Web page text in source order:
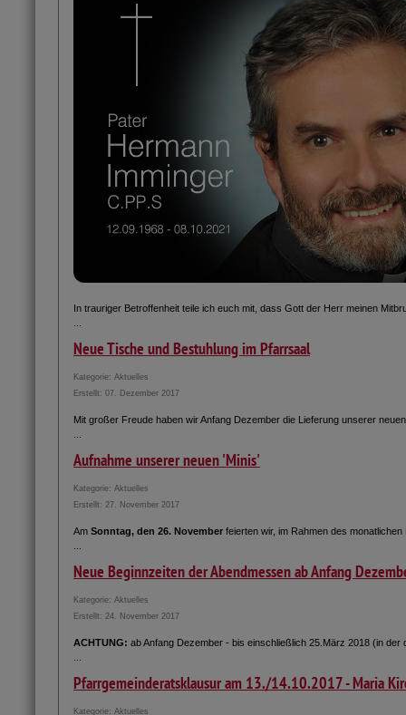
In trauriger Betroffenheit teile ich euch mit, dass Gott der Herr meinen
Neue Tische und Bestuhlung im Pfarrsaal
Kategorie: Aktuelles
Erstellt: 07. Dezember 2017
Mit großer Freude haben wir Anfang Dezember die Lieferung unserer
Aufnahme unserer neuen 'Minis'
Kategorie: Aktuelles
Erstellt: 27. November 2017
Am Sonntag, den 26. November feierten wir, im Rahmen des
Neue Beginnzeiten der Abendmessen ab Anfang
Kategorie: Aktuelles
Erstellt: 24. November 2017
ACHTUNG: ab Anfang Dezember - bis einschließlich 25.März 2018 (in der
Pfarrgemeinderatsklausur am 13./14.10.2017 - Maria
Kategorie: Aktuelles